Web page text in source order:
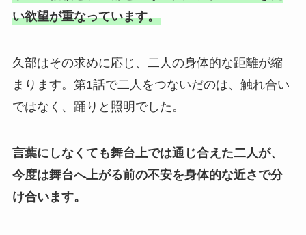
い欲望が重なっています。
久部はその求めに応じ、二人の身体的な距離が縮
まります。第1話で二人をつないだのは、触れ合い
ではなく、踊りと照明でした。
言葉にしなくても舞台上では通じ合えた二人が、
今度は舞台へ上がる前の不安を身体的な近さで分
け合います。